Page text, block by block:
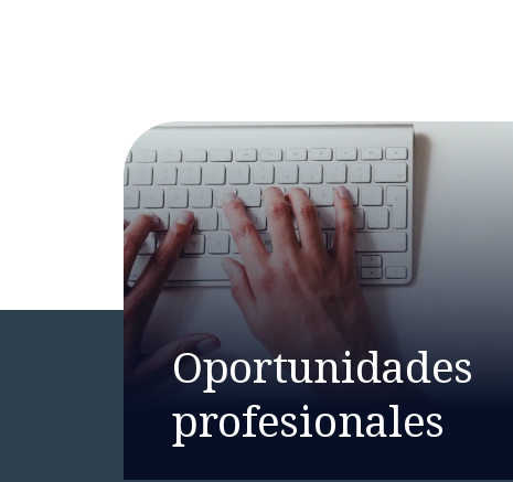
Oportunidades
profesionales